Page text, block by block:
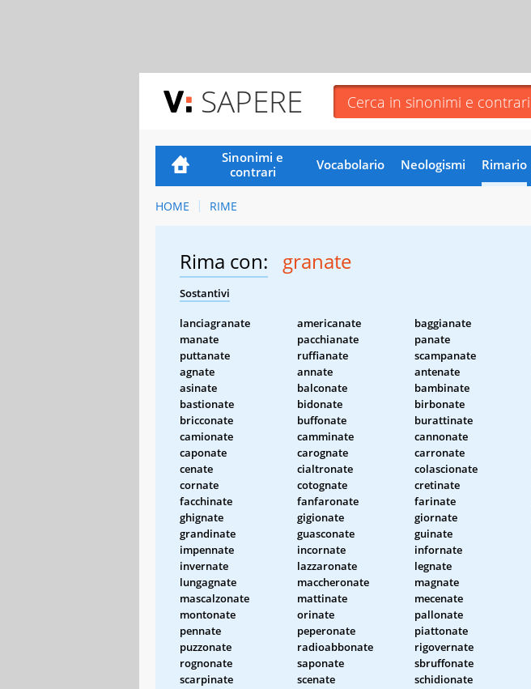
SAPERE
Sinonimi e
contrari
Vocabolario Neologismi Rimario
HOME RIME
Rima con: granate
Sostantivi
lanciagranate americanate baggianate
manate
pacchianate panate
puttanate
ruffianate scampanate
agnate
annate antenate
asinate
balconate bambinate
bastionate
bidonate birbonate
bricconate
buffonate burattinate
camionate
camminate cannonate
caponate
carognate carronate
cenate
cialtronate colascionate
cornate
cotognate cretinate
facchinate
fanfaronate farinate
ghignate
gigionate giornate
grandinate
guasconate guinate
impennate
incornate infornate
invernate
lazzaronate legnate
lungagnate
maccheronate magnate
mascalzonate
mattinate mecenate
montonate
orinate pallonate
pennate
peperonate piattonate
puzzonate
radioabbonate rigovernate
rognonate
saponate sbruffonate
scarpinate
scenate schidionate